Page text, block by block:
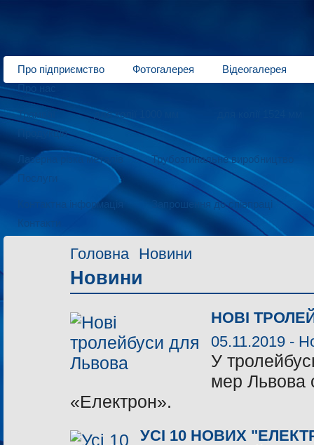
Про підприємство Фотогалерея
Відеогалерея
Про нас
Трамваї для колії 1000 мм
Продукція
Лазерна різка металів
Трубозгинальне виробництво
Послуги
Контактна інформація
Запрошення до співпраці
Контакти
Головна Новини
Новини
НОВІ
05.11.2019 -
У
мер Львова
«Електрон».
УСІ 10 НОВИХ